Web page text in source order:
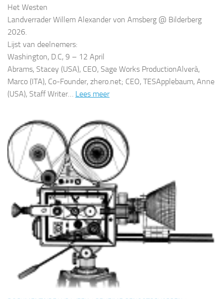
Het Westen
Landverrader Willem Alexander von Amsberg @ Bilderberg
2026.
Lijst van deelnemers:
Washington, D.C, 9 – 12 April
Abrams, Stacey (USA), CEO, Sage Works ProductionAlverà,
Marco (ITA), Co-Founder, zhero.net; CEO, TESApplebaum, Anne
(USA), Staff Writer… Lees meer